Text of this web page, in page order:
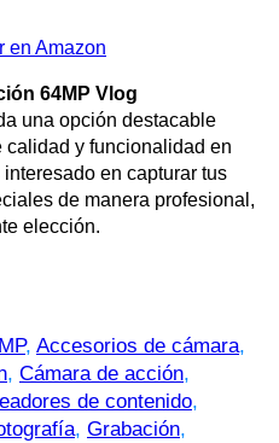
64MP Vlog
una opción destacable
y funcionalidad en
en capturar tus
de manera profesional,
elección.
, Accesorios de cámara,
, Cámara de acción,
de contenido,
, Grabación,